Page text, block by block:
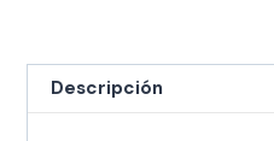
Descripción